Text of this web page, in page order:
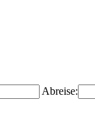
Abreise: